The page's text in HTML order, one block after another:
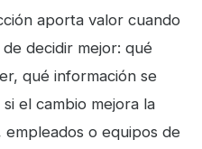
aporta valor cuando
decidir mejor: qué
qué información se
el cambio mejora la
o equipos de